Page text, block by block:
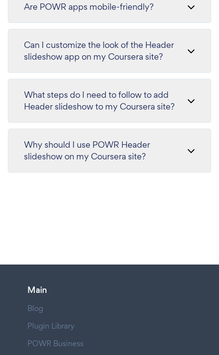
Are POWR apps mobile-friendly?
Can I customize the look of the Header
slideshow app on my Coursera site?
What steps do I need to follow to add
Header slideshow to my Coursera site?
Why should I use POWR Header
slideshow on my Coursera site?
Main
Blog
Plugin Library
POWR Business